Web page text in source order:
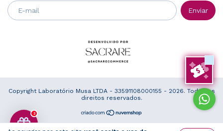
Copyright Laboratório Musa LTDA - 33591108000155 - 2026. Todos os
direitos reservados.
3